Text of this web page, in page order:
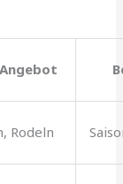
Rodeln